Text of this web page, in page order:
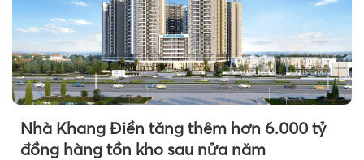
Nhà Khang Điền tăng thêm hơn 6.000 tỷ
đồng hàng tồn kho sau nửa năm